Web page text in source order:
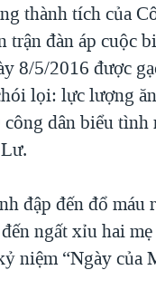
HÒA Ở VIỆT NAM
TRUMP-KIM TẠI VIỆT
VS. CHÍNH PHỦ VIỆT
VÀ LÀN SÓNG TRỘM
thành tích của
trận đàn áp cuộc
8/5/2016 được
lọi: lực lượng
công dân biểu tình
đập đến đổ máu
ngất xỉu hai
niệm “Ngày của